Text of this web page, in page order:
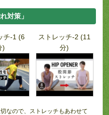
対策」
チ-1 (6
)
ストレッチ-2 (11
分)
なので、ストレッチもあわせて